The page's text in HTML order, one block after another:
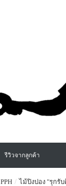
รีวิวจากลูกค้า
PPH ไม้ปิงปอง "รุกรับ